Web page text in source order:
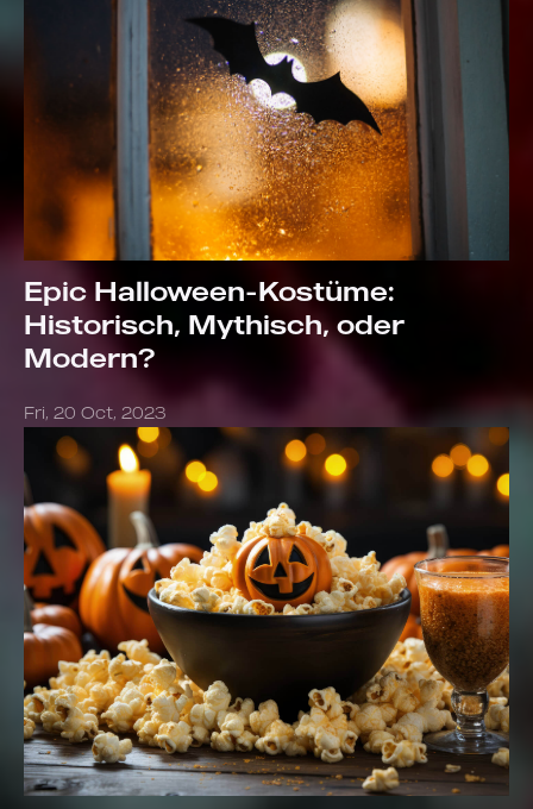
Epic Halloween-Kostüme:
Historisch, Mythisch, oder
Modern?
Fri, 20 Oct, 2023